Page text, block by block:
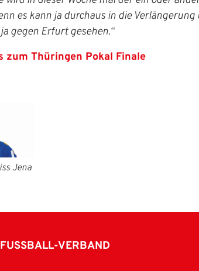
es kann ja durchaus in die
gegen Erfurt gesehen.“
zum Thüringen Pokal Finale
Jena
VERBAND